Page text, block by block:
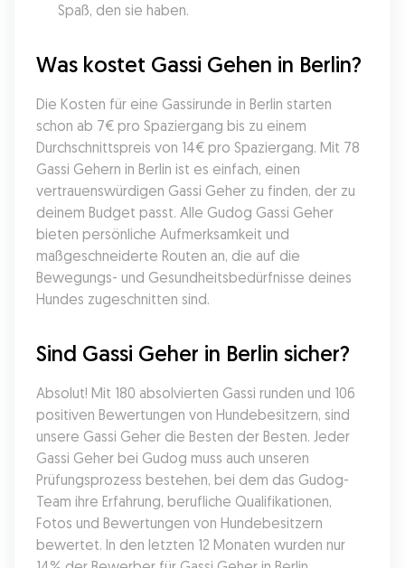
Spaß, den sie haben.
Was kostet Gassi Gehen in Berlin?
Die Kosten für eine Gassirunde in Berlin starten
schon ab 7€ pro Spaziergang bis zu einem
Durchschnittspreis von 14€ pro Spaziergang. Mit 78
Gassi Gehern in Berlin ist es einfach, einen
vertrauenswürdigen Gassi Geher zu finden, der zu
deinem Budget passt. Alle Gudog Gassi Geher
bieten persönliche Aufmerksamkeit und
maßgeschneiderte Routen an, die auf die
Bewegungs- und Gesundheitsbedürfnisse deines
Hundes zugeschnitten sind.
Sind Gassi Geher in Berlin sicher?
Absolut! Mit 180 absolvierten Gassi runden und 106
positiven Bewertungen von Hundebesitzern, sind
unsere Gassi Geher die Besten der Besten. Jeder
Gassi Geher bei Gudog muss auch unseren
Prüfungsprozess bestehen, bei dem das Gudog-
Team ihre Erfahrung, berufliche Qualifikationen,
Fotos und Bewertungen von Hundebesitzern
bewertet. In den letzten 12 Monaten wurden nur